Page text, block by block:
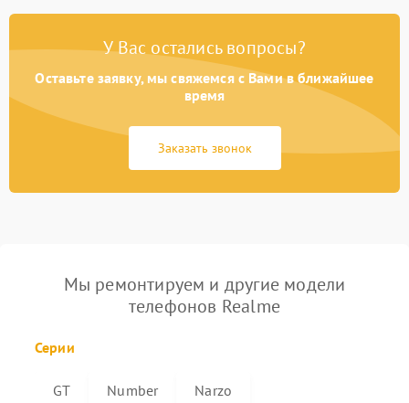
У Вас остались вопросы?
Оставьте заявку, мы свяжемся с Вами в ближайшее
время
Заказать звонок
Мы ремонтируем и другие модели
телефонов Realme
Серии
GT Number Narzo